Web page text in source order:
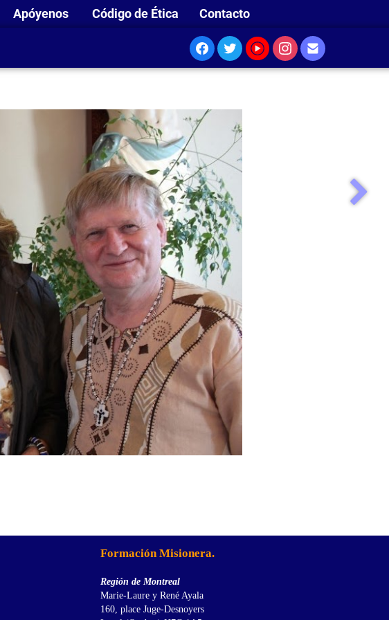
Apóyenos Código de Ética Contacto
Formación Misionera.
Región de Montreal
Marie-Laure y René Ayala
160, place Juge-Desnoyers